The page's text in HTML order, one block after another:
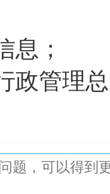
息；
政管理